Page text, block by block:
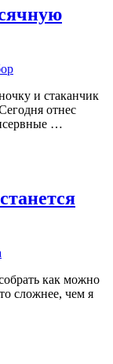
и стаканчик
отнес
…
как можно
сложнее, чем я